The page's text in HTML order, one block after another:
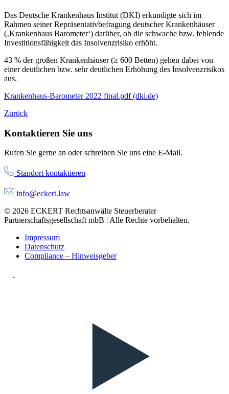
Das Deutsche Krankenhaus Institut (DKI) erkundigte sich im
Rahmen seiner Repräsentativbefragung deutscher Krankenhäuser
(‚Krankenhaus Barometer‘) darüber, ob die schwache bzw. fehlende
Investitionsfähigkeit das Insolvenzrisiko erhöht.
43 % der großen Krankenhäuser (≥ 600 Betten) gehen dabei von
einer deutlichen bzw. sehr deutlichen Erhöhung des Insolvenzrisikos
aus.
Krankenhaus-Barometer 2022 final.pdf (dki.de)
Zurück
Kontaktieren Sie uns
Rufen Sie gerne an oder schreiben Sie uns eine E-Mail.
Standort kontaktieren
info@eckert.law
© 2026 ECKERT Rechtsanwälte Steuerberater
Partnerschaftsgesellschaft mbB | Alle Rechte vorbehalten.
Impressum
Datenschutz
Compliance – Hinweisgeber